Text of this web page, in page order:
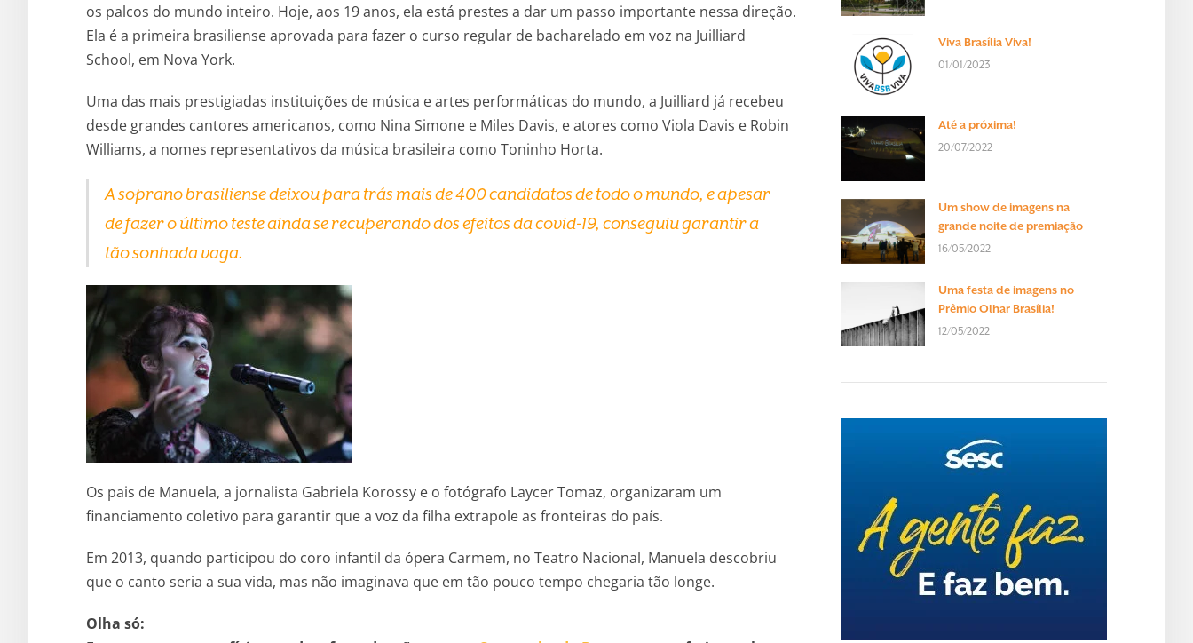
os palcos do mundo inteiro. Hoje, aos 19 anos, ela está prestes a dar um passo importante nessa direção.
Ela é a primeira brasiliense aprovada para fazer o curso regular de bacharelado em voz na Juilliard
School, em Nova York.
Uma das mais prestigiadas instituições de música e artes performáticas do mundo, a Juilliard já recebeu
desde grandes cantores americanos, como Nina Simone e Miles Davis, e atores como Viola Davis e Robin
Williams, a nomes representativos da música brasileira como Toninho Horta.
A soprano brasiliense deixou para trás mais de 400 candidatos de todo o mundo, e apesar
de fazer o último teste ainda se recuperando dos efeitos da covid-19, conseguiu garantir a
tão sonhada vaga.
Os pais de Manuela, a jornalista Gabriela Korossy e o fotógrafo Laycer Tomaz, organizaram um
financiamento coletivo para garantir que a voz da filha extrapole as fronteiras do país.
Em 2013, quando participou do coro infantil da ópera Carmem, no Teatro Nacional, Manuela descobriu
que o canto seria a sua vida, mas não imaginava que em tão pouco tempo chegaria tão longe.
Olha só:
Viva Brasília Viva!
01/01/2023
Até a próxima!
20/07/2022
Um show de imagens na
grande noite de premiação
16/05/2022
Uma festa de imagens no
Prêmio Olhar Brasília!
12/05/2022